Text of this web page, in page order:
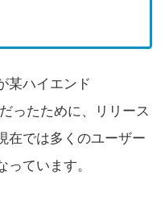
某ハイエンド
ったために、リリース
在では多くのユーザー
ています。